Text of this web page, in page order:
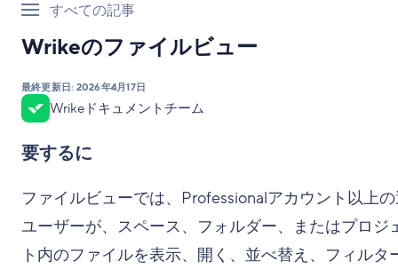
すべての記事
Wrikeのファイルビュー
最終更新日: 2026年4月17日
Wrikeドキュメントチーム
要するに
ファイルビューでは、Professionalアカウント以上
ユーザーが、スペース、フォルダー、またはプロジ
ト内のファイルを表示、開く、並べ替え、フィルタ